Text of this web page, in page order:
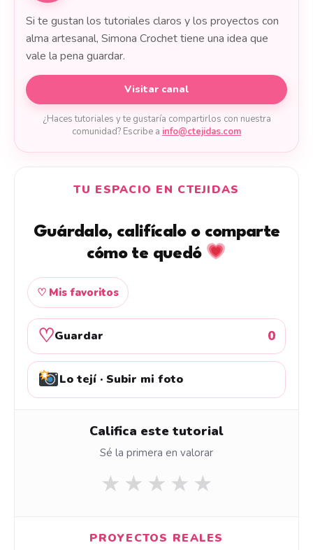
Si te gustan los tutoriales claros y los proyectos con
alma artesanal, Simona Crochet tiene una idea que
vale la pena guardar.
Visitar canal
¿Haces tutoriales y te gustaría compartirlos con nuestra
comunidad? Escribe a info@ctejidas.com
TU ESPACIO EN CTEJIDAS
Guárdalo, califícalo o comparte
cómo te quedó
♡ Mis favoritos
♡Guardar 0
Lo tejí · Subir mi foto
Califica este tutorial
Sé la primera en valorar
★ ★ ★ ★ ★
PROYECTOS REALES